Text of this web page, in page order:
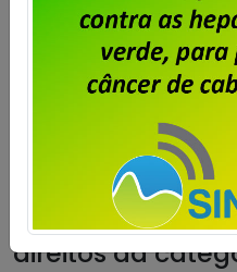
Dataprev – Ato
arrocho e pela
direitos da